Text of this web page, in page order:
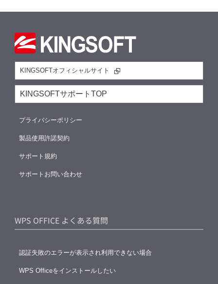
KINGSOFTオフィシャルサイト
KINGSOFTサポートTOP
プライバシーポリシー
製品使用許諾契約
サポート規約
サポートお問い合わせ
WPS OFFICE よくある質問
認証失敗のエラーが表示され利用できない場合
WPS Officeをインストールしたい